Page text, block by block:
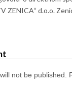
ZENICA“ d.o.o.
not be published.